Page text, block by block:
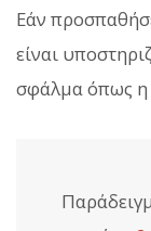
Εάν
είναι
σφάλμα όπως η